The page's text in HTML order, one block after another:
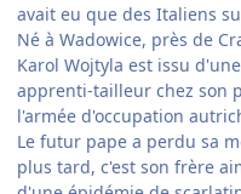
avait eu que des Italiens
Né à Wadowice, près de
Karol Wojtyla est issu
apprenti-tailleur chez son
l'armée d'occupation
Le futur pape a perdu sa
plus tard, c'est son frère